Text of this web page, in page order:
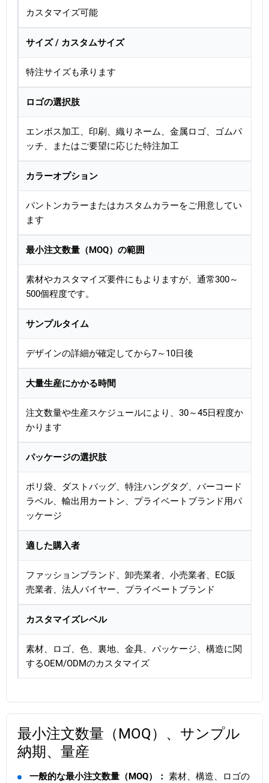
カスタマイズ可能
サイズ / カスタムサイズ
特注サイズも承ります
ロゴの選択肢
エンボス加工、印刷、織りネーム、金属ロゴ、ゴムパ
ッチ、またはご要望に応じた特注加工
カラーオプション
パントンカラーまたはカスタムカラーをご用意してい
ます
最小注文数量（MOQ）の範囲
素材やカスタマイズ要件にもよりますが、通常300～
500個程度です。
サンプルタイム
デザインの詳細が確定してから7～10日後
大量生産にかかる時間
注文数量や生産スケジュールにより、30～45日程度か
かります
パッケージの選択肢
ポリ袋、ダストバッグ、特注ハングタグ、バーコード
ラベル、輸出用カートン、プライベートブランド用パ
ッケージ
適した購入者
ファッションブランド、卸売業者、小売業者、EC販
売業者、法人バイヤー、プライベートブランド
カスタマイズレベル
素材、ロゴ、色、裏地、金具、パッケージ、構造に関
するOEM/ODMのカスタマイズ
最小注文数量（MOQ）、サンプル
納期、量産
一般的な最小注文数量（MOQ）： 素材、構造、ロゴの